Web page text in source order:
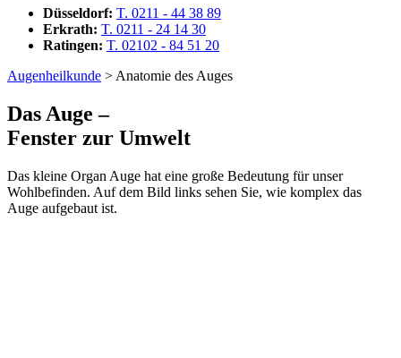
Düsseldorf: T. 0211 - 44 38 89
Erkrath: T. 0211 - 24 14 30
Ratingen: T. 02102 - 84 51 20
Augenheilkunde > Anatomie des Auges
Das Auge –
Fenster zur Umwelt
Das kleine Organ Auge hat eine große Bedeutung für unser
Wohlbefinden. Auf dem Bild links sehen Sie, wie komplex das
Auge aufgebaut ist.